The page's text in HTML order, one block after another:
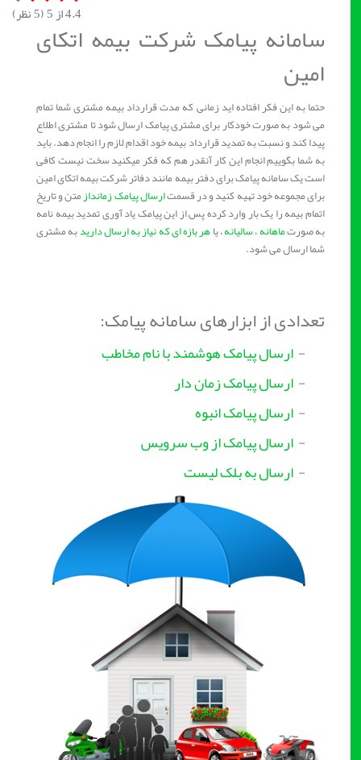
4.4از 5 ( 5نظر)
سامانه پیامک شرکت بیمه اتکای
امین
حتما به این فکر افتاده اید زمانی که مدت قرارداد بیمه مشتری شما تمام
می شود به صورت خودکار برای مشتری پیامک ارسال شود تا مشتری اطلاع
پیدا کند و نسبت به تمدید قرارداد بیمه خود اقدام لازم را انجام دهد. باید
به شما بگوییم انجام این کار آنقدر هم که فکر میکنید سخت نیست کافی
است یک سامانه پیامک برای دفتر بیمه مانند دفاتر شرکت بیمه اتکای امین
برای مجموعه خود تهیه کنید و در قسمتارسال پیامک زماندازمتن و تاریخ
اتمام بیمه را یک بار وارد کرده پس از این پیامک یاد آوری تمدید بیمه نامه
به صورتماهانه،سالیانه، یاهر بازه ای که نیاز به ارسال داریدبه مشتری
شما ارسال می شود.
تعدادی از ابزارهای سامانه پیامک:
-ارسال پیامک هوشمند با نام مخاطب
-ارسال پیامک زمان دار
-ارسال پیامک انبوه
-ارسال پیامک از وب سرویس
-ارسال به بلک لیست